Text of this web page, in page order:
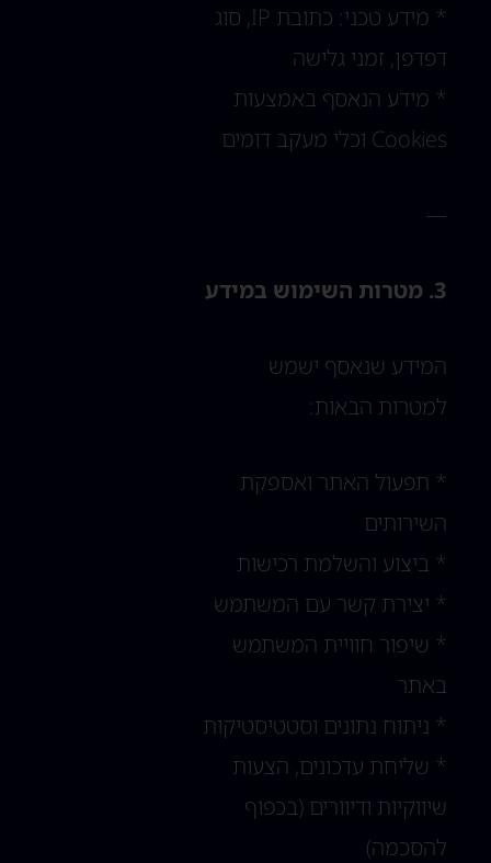
* מידע טכני: כתובת IP, סוג
דפדפן, זמני גלישה
* מידע הנאסף באמצעות
Cookies וכלי מעקב דומים
—
3. מטרות השימוש במידע
המידע שנאסף ישמש
למטרות הבאות:
* תפעול האתר ואספקת
השירותים
* ביצוע והשלמת רכישות
* יצירת קשר עם המשתמש
* שיפור חוויית המשתמש
באתר
* ניתוח נתונים וסטטיסטיקות
* שליחת עדכונים, הצעות
שיווקיות ודיוורים (בכפוף
להסכמה)